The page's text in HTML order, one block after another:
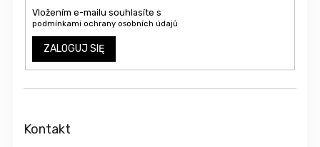
Vložením e-mailu souhlasíte s
podmínkami ochrany osobních údajů
ZALOGUJ SIĘ
Kontakt